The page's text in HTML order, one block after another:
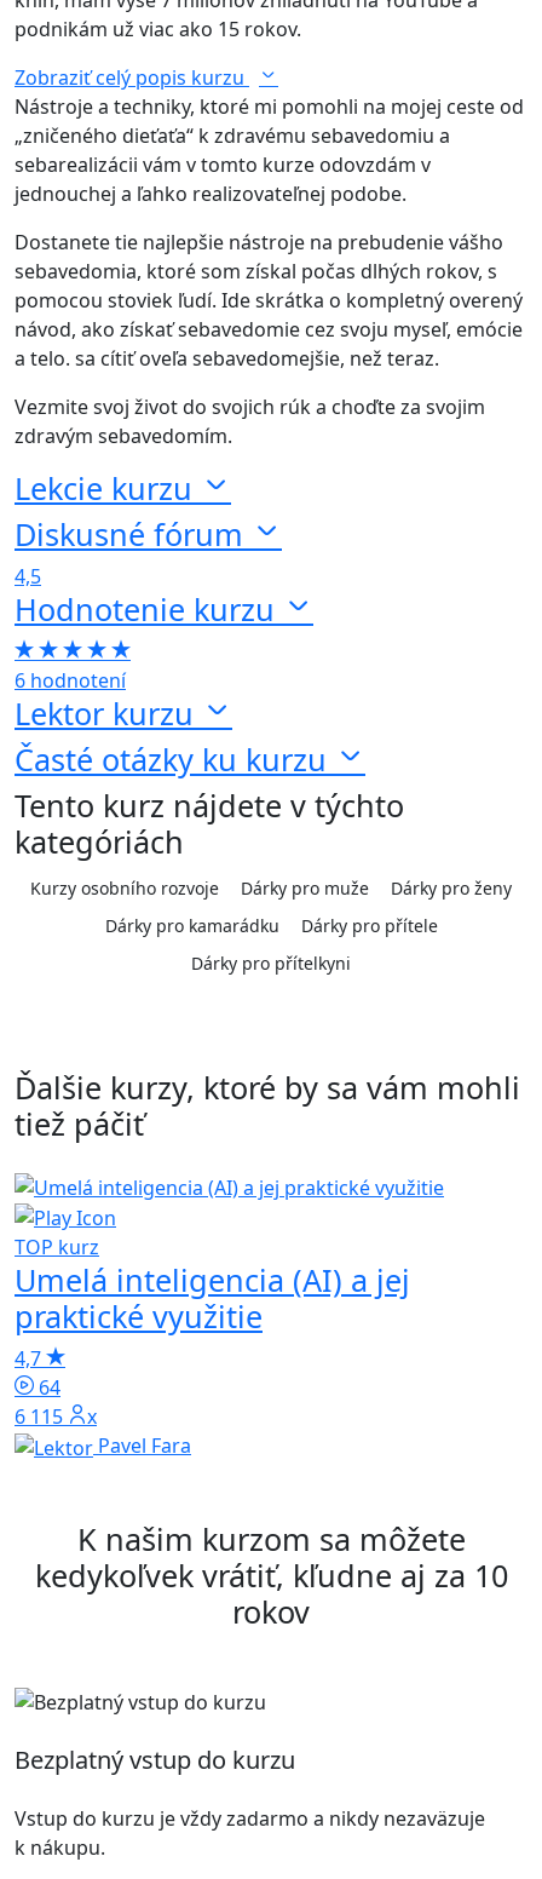
podnikám už viac ako 15 rokov.
Zobraziť celý popis kurzu
Nástroje a techniky, ktoré mi pomohli na mojej ceste od
„zničeného dieťaťa“ k zdravému sebavedomiu a
sebarealizácii vám v tomto kurze odovzdám v
jednouchej a ľahko realizovateľnej podobe.
Dostanete tie najlepšie nástroje na prebudenie vášho
sebavedomia, ktoré som získal počas dlhých rokov, s
pomocou stoviek ľudí. Ide skrátka o kompletný overený
návod, ako získať sebavedomie cez svoju myseľ, emócie
a telo. sa cítiť oveľa sebavedomejšie, než teraz.
Vezmite svoj život do svojich rúk a choďte za svojim
zdravým sebavedomím.
Lekcie kurzu
Diskusné fórum
4,5
Hodnotenie kurzu
6 hodnotení
Lektor kurzu
Časté otázky ku kurzu
Tento kurz nájdete v týchto
kategóriách
Kurzy osobního rozvoje Dárky pro muže
Dárky pro ženy
Dárky pro kamarádku
Dárky pro přítele
Dárky pro přítelkyni
Ďalšie kurzy, ktoré by sa vám mohli
tiež páčiť
TOP kurz
Umelá inteligencia (AI) a jej
praktické využitie
4,7
64
6 115x
Pavel Fara
K našim kurzom sa môžete
kedykoľvek vrátiť, kľudne aj za 10
rokov
Bezplatný vstup do kurzu
Vstup do kurzu je vždy zadarmo a nikdy nezaväzuje
k nákupu.